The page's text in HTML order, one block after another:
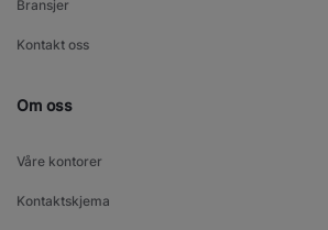
Bransjer
Kontakt oss
Om oss
Våre kontorer
Kontaktskjema